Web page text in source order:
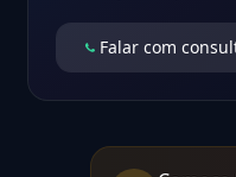
Falar com